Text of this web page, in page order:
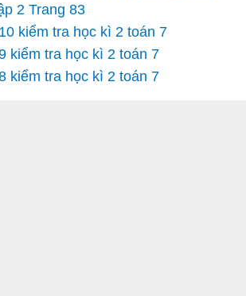
2 Trang 83
kiểm tra học kì 2 toán 7
kiểm tra học kì 2 toán 7
kiểm tra học kì 2 toán 7